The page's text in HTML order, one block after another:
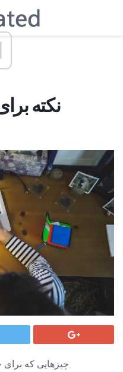
10 نکته
چیزهایی که